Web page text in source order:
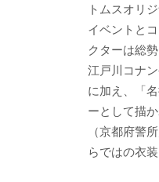
トムスオリ
イベントと
クターは総勢
江戸川コナ
に加え、「
ーとして描
（京都府警
らではの衣